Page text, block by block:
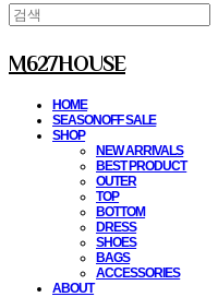
M627HOUSE
HOME
SEASONOFF SALE
SHOP
NEW ARRIVALS
BEST PRODUCT
OUTER
TOP
BOTTOM
DRESS
SHOES
BAGS
ACCESSORIES
ABOUT